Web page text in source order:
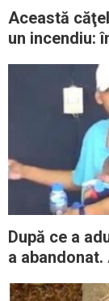
Această
un incendiu:
După ce a
a